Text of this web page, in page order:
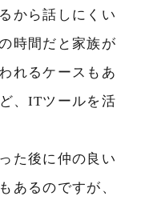
から話しにくい
時間だと家族が
れるケースもあ
、ITツールを活
た後に仲の良い
あるのですが、